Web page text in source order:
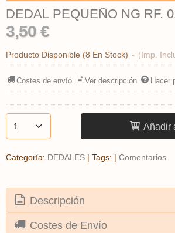
DEDAL PEQUEÑO NG RF.
3,50 €
Producto Disponible (8 En Stock) - (Imp.
Costes de envío Ver descripción Hacer
Añadir
Categoría: DEDALES | Tags: | Comentarios
Descripción
Costes de Envío